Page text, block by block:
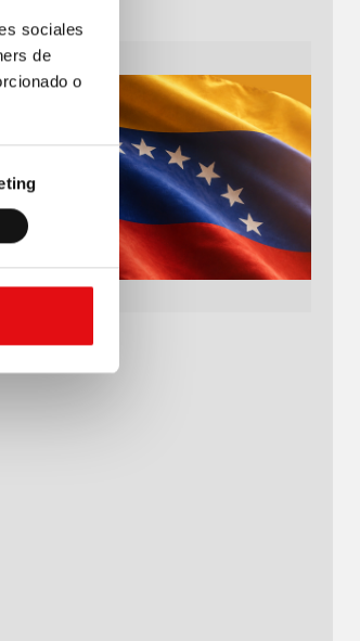
sociales
de
o